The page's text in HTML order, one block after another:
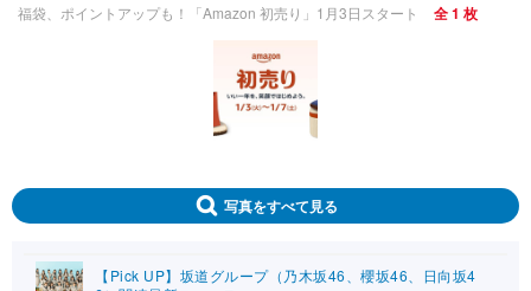
福袋、ポイントアップも！「Amazon 初売り」1月3日スタート 全 1 枚
写真をすべて見る
【Pick UP】坂道グループ（乃木坂46、櫻坂46、日向坂4